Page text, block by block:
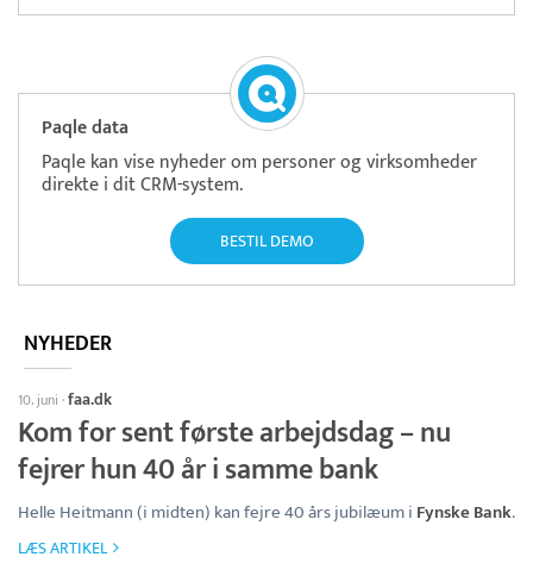
Paqle data
Paqle kan vise nyheder om personer og virksomheder
direkte i dit CRM-system.
BESTIL DEMO
NYHEDER
10. juni ·faa.dk
Kom for sent første arbejdsdag – nu
fejrer hun 40 år i samme bank
Helle Heitmann (i midten) kan fejre 40 års jubilæum i Fynske Bank.
LÆS ARTIKEL